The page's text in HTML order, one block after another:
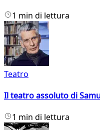
1 min di lettura
Teatro
Il teatro assoluto di
1 min di lettura